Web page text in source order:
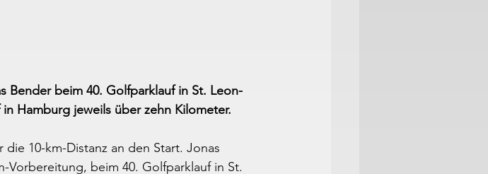
Bender beim 40. Golfparklauf in St. Leon-
Hamburg jeweils über zehn Kilometer.
10-km-Distanz an den Start. Jonas
Vorbereitung, beim 40. Golfparklauf in St.